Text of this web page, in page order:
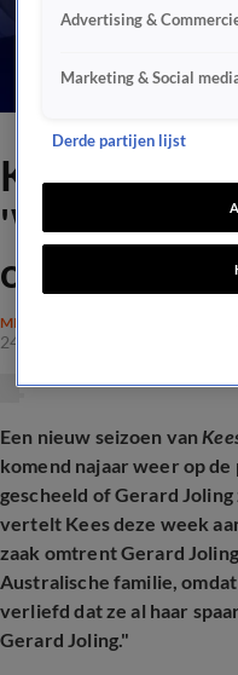
Kees van
'Was bezig
omtrent
MISDAAD
24 juni 2026, 12:13
Een nieuw seizoen van
komend najaar weer op de
gescheeld of Gerard
vertelt Kees deze week
zaak omtrent Gerard
Australische familie,
verliefd dat ze al haar
Gerard Joling."
Advertising &
Marketing & Social
Derde partijen lijst